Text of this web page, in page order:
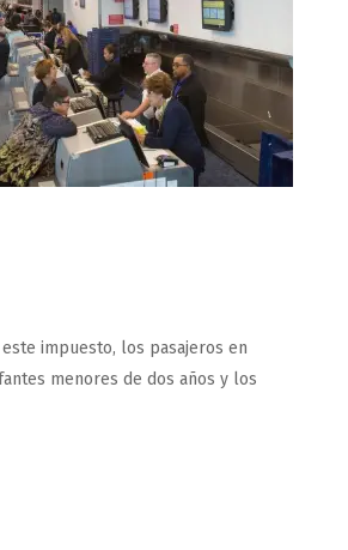
impuesto, los pasajeros en
menores de dos años y los